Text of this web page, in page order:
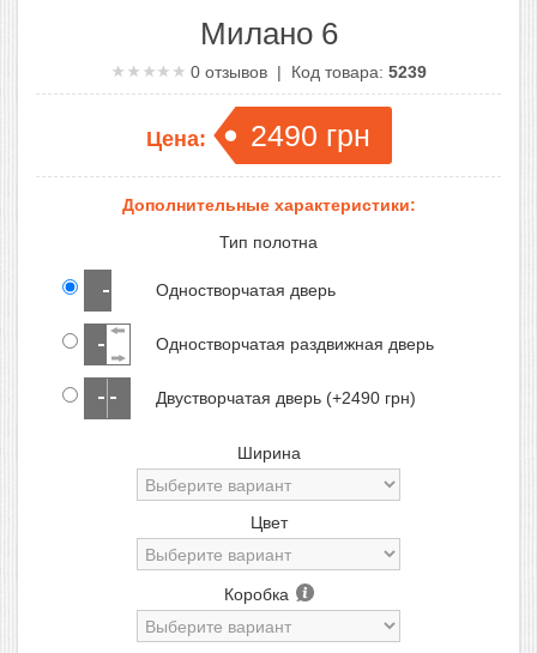
Милано 6
0отзывов | Код товара: 5239
Цена: 2490 грн
Дополнительные характеристики:
Тип полотна
Одностворчатая дверь
Одностворчатая раздвижная дверь
Двустворчатая дверь (+2490 грн)
Ширина
Цвет
Коробка